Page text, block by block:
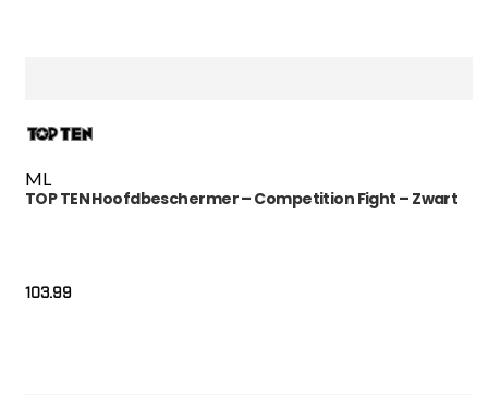
ML
TOP TEN Hoofdbeschermer – Competition Fight – Zwart
103.99